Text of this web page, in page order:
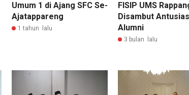
Umum 1 di Ajang SFC Se-
Ajatappareng
1 tahun lalu
FISIP UMS
Disambut Antusias
Alumni
3 bulan lalu